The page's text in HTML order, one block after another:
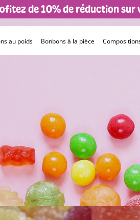
de 10% de réduction sur
au poids Bonbons à la pièce